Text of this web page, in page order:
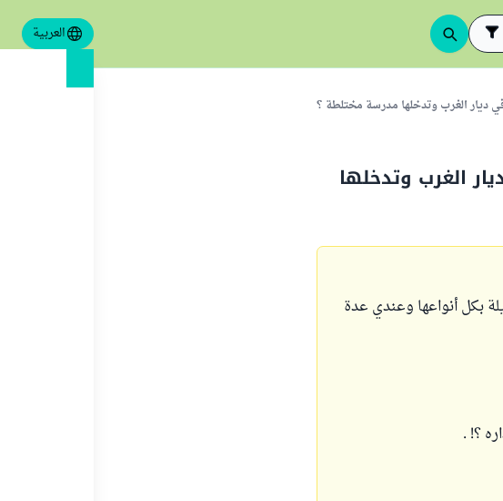
العربية
في ديار الغرب وتدخلها مدرسة مختلطة ؟
الغرب وتدخلها
بكل أنواعها وعندي عدة
؟! .